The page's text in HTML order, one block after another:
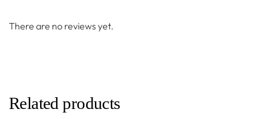
There are no reviews yet.
Related products